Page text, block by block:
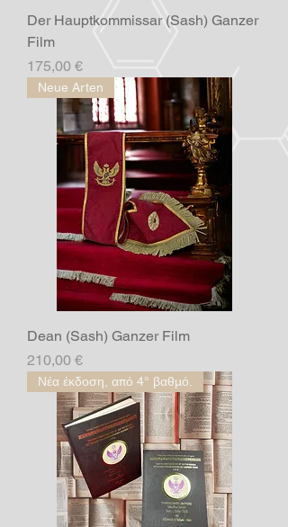
Der Hauptkommissar (Sash) Ganzer
Film
Preis
175,00 €
Neue Arten
Dean (Sash) Ganzer Film
Preis
210,00 €
Νέα έκδοση, από 4° βαθμό.